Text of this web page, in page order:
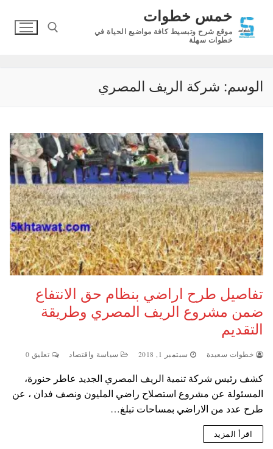
المحتوى
خمس خطوات
موقع شرح وتبسيط كافة مواضيع الحياة في
خطوات سهلة
الوسم: شركة الريف المصري
تفاصيل طرح اراضي بنظام حق الانتفاع
ضمن مشروع الريف المصري وطريقة
التقديم
خطوات سعيدة سبتمبر 1, 2018 سياسة واقتصاد تعليق 0
كشف رئيس شركة تنمية الريف المصري الجديد عاطر حنورة،
المسئولة عن مشروع استصلاح راضي المليون ونصف فدان ، عن
طرح عدد من الاراضي بمساحات تبلغ…
اقرأ المزيد